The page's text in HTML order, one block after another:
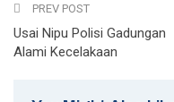
PREV POST
Usai Nipu Polisi Gadungan
Alami Kecelakaan